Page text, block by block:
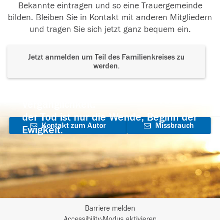
Bekannte eintragen und so eine Trauergemeinde
bilden. Bleiben Sie in Kontakt mit anderen Mitgliedern
und tragen Sie sich jetzt ganz bequem ein.
Jetzt anmelden um Teil des Familienkreises zu
werden.
der Tod ist nur die Wende, Beginn der
Ewigkeit.
Kontakt zum Autor
aufnehmen
Missbrauch
Barriere melden